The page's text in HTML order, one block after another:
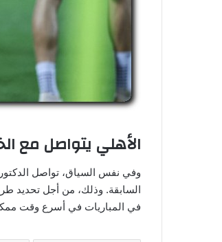
الأهلي يتواصل مع
وفي نفس السياق، تواصل
السابقة. وذلك، من أجل تحديد
في المباريات في أسرع وقت